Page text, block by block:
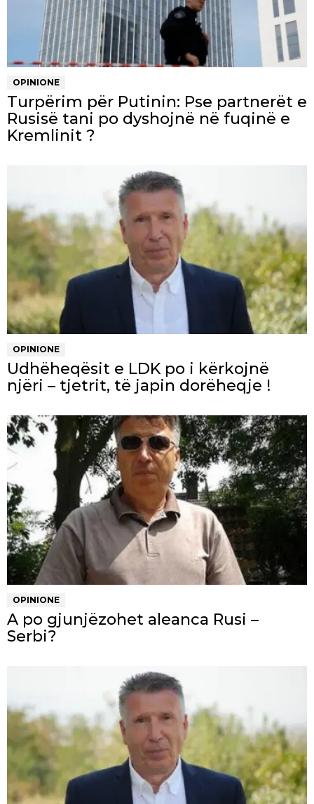
OPINIONE
Turpërim për Putinin: Pse partnerët e
Rusisë tani po dyshojnë në fuqinë e
Kremlinit ?
OPINIONE
Udhëheqësit e LDK po i kërkojnë
njëri – tjetrit, të japin dorëheqje !
OPINIONE
A po gjunjëzohet aleanca Rusi –
Serbi?